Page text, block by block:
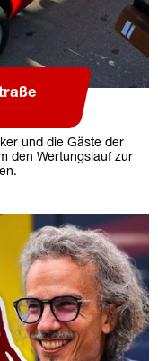
und die Gäste der
den Wertungslauf zur